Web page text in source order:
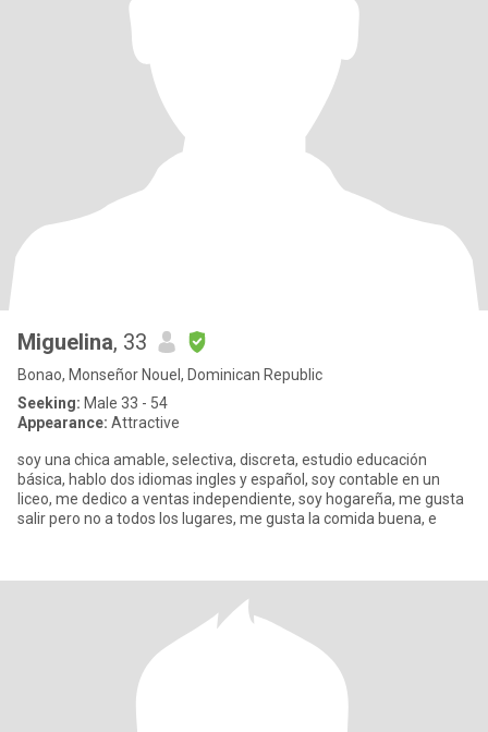
Miguelina, 33
Bonao, Monseñor Nouel, Dominican Republic
Seeking: Male 33 - 54
Appearance: Attractive
soy una chica amable, selectiva, discreta, estudio educación
básica, hablo dos idiomas ingles y español, soy contable en un
liceo, me dedico a ventas independiente, soy hogareña, me gusta
salir pero no a todos los lugares, me gusta la comida buena, e